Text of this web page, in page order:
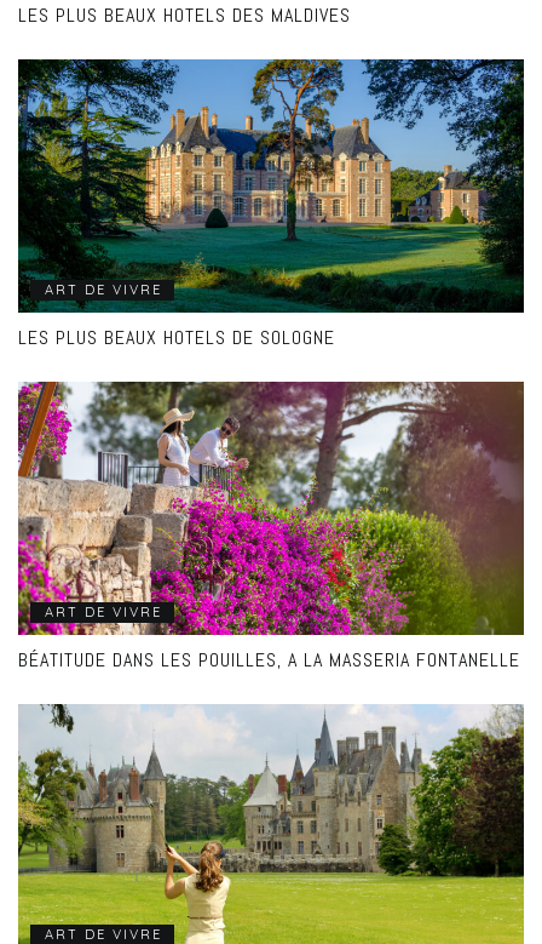
LES PLUS BEAUX HOTELS DES MALDIVES
ART DE VIVRE
LES PLUS BEAUX HOTELS DE SOLOGNE
ART DE VIVRE
BÉATITUDE DANS LES POUILLES, A LA MASSERIA FONTANELLE
ART DE VIVRE